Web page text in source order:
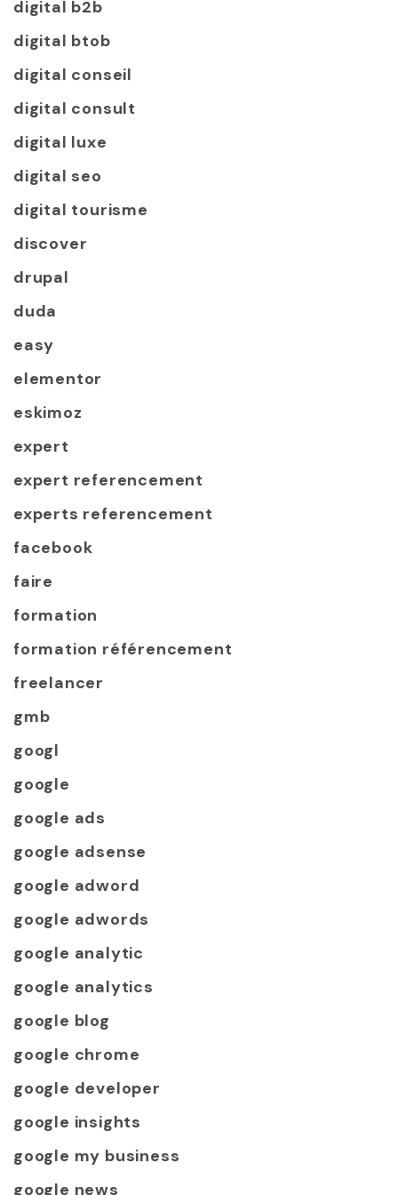
digital b2b
digital btob
digital conseil
digital consult
digital luxe
digital seo
digital tourisme
discover
drupal
duda
easy
elementor
eskimoz
expert
expert referencement
experts referencement
facebook
faire
formation
formation référencement
freelancer
gmb
googl
google
google ads
google adsense
google adword
google adwords
google analytic
google analytics
google blog
google chrome
google developer
google insights
google my business
google news